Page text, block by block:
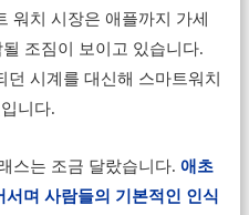
워치 시장은 애플까지 가세
조짐이 보이고 있습니다.
던 시계를 대신해 스마트워치
니다.
스는 조금 달랐습니다. 애초
며 사람들의 기본적인 인식